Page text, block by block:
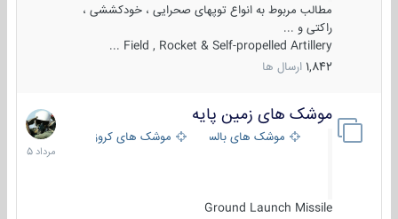
مطالب مربوط به انواع توپهای صحرایی ، خودکششی ،
راکتی و ...
Field , Rocket & Self-propelled Artillery ...
1,842 ارسال ها
موشک های زمین پایه
موشک های بالستیک موشک های کروز
Ground Launch Missile
2
مرداد
1405